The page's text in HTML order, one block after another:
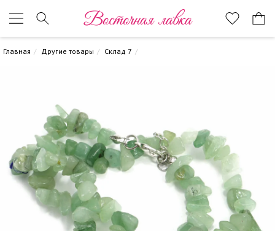
Восточная лавка
Главная Другие товары Склад 7